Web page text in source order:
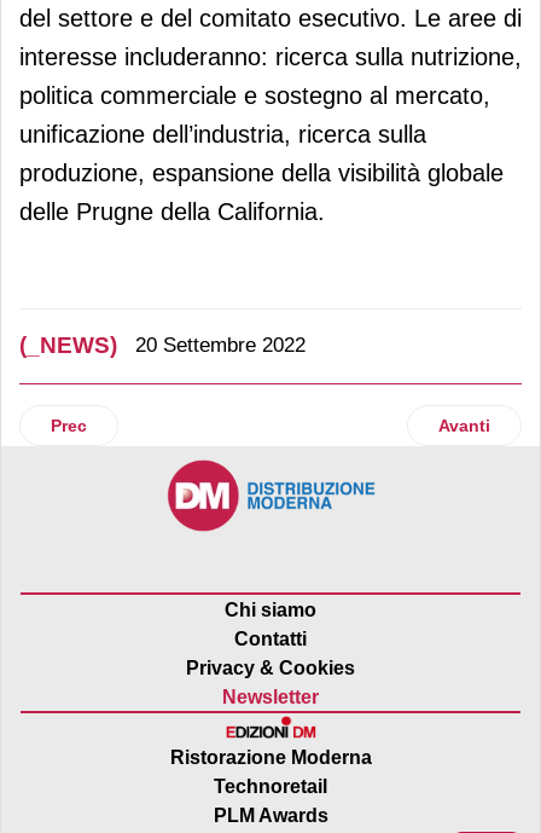
del settore e del comitato esecutivo. Le aree di
interesse includeranno: ricerca sulla nutrizione,
politica commerciale e sostegno al mercato,
unificazione dell’industria, ricerca sulla
produzione, espansione della visibilità globale
delle Prugne della California.
(_NEWS) 20 Settembre 2022
Articolo precedente: “Pescatorum” inaugura a Milano la
Prec Articolo
Avanti
Chi siamo
Contatti
Privacy & Cookies
Newsletter
Ristorazione Moderna
Technoretail
PLM Awards